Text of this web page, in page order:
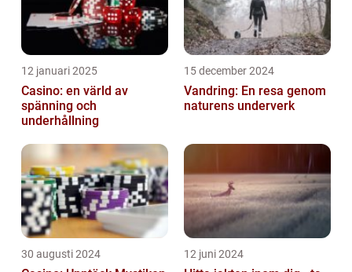
12 januari 2025
Casino: en värld av
spänning och
underhållning
15 december 2024
Vandring: En resa genom
naturens underverk
30 augusti 2024 12 juni 2024